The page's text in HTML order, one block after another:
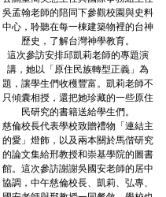
吳孟翰老師的陪同下參觀校園與史料
中心，聆聽在每一棟建築物裡的台神
歷史，了解台灣神學教育。
這次參訪安排邱凱莉老師的專題演
講，她以「原住民族轉型正義」為
題，讓學生們收穫豐富。凱莉老師不
只傾囊相授，還把她珍藏的一些原住
民研究的書籍送給學生們。
慈倫校長代表學校致贈禮物「連結主
的愛」燈飾，以及兩本關於馬偕研究
的論文集給邢教授和崇基學院的圖書
館。這次參訪謝謝吳國安老師的居中
協調，中午慈倫校長、凱莉、弘專、